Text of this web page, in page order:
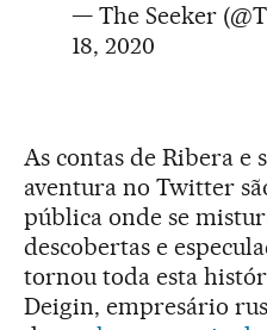
— The Seeker
18, 2020
As contas de Ribera e
aventura no Twitter
pública onde se
descobertas e
tornou toda esta
Deigin, empresário